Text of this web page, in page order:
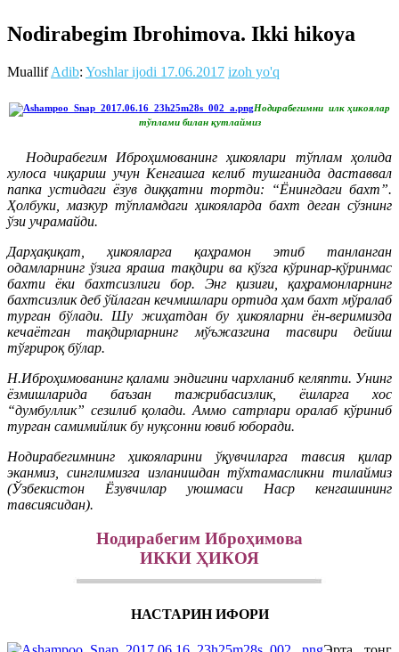
Nodirabegim Ibrohimova. Ikki hikoya
MuallifAdib: Yoshlar ijodi 17.06.2017 izoh yo'q
Нодирабегимни илк ҳикоялар
тўплами билан қутлаймиз
Нодирабегим Иброҳимованинг ҳикоялари тўплам ҳолида
хулоса чиқариш учун Кенгашга келиб тушганида даставвал
папка устидаги ёзув диққатни тортди: “Ёнингдаги бахт”.
Ҳолбуки, мазкур тўпламдаги ҳикояларда бахт деган сўзнинг
ўзи учрамайди.
Дарҳақиқат, ҳикояларга қаҳрамон этиб танланган
одамларнинг ўзига яраша тақдири ва кўзга кўринар-кўринмас
бахти ёки бахтсизлиги бор. Энг қизиғи, қаҳрамонларнинг
бахтсизлик деб ўйлаган кечмишлари ортида ҳам бахт мўралаб
турган бўлади. Шу жиҳатдан бу ҳикояларни ён-веримизда
кечаётган тақдирларнинг мўъжазгина тасвири дейиш
тўғрироқ бўлар.
Н.Иброҳимованинг қалами эндигини чархланиб келяпти. Унинг
ёзмишларида баъзан тажрибасизлик, ёшларга хос
“думбуллик” сезилиб қолади. Аммо сатрлари оралаб кўриниб
турган самимийлик бу нуқсонни ювиб юборади.
Нодирабегимнинг ҳикояларини ўқувчиларга тавсия қилар
эканмиз, синглимизга изланишдан тўхтамасликни тилаймиз
(Ўзбекистон Ёзувчилар уюшмаси Наср кенгашининг
тавсиясидан).
Нодирабегим Иброҳимова
ИККИ ҲИКОЯ
НАСТАРИН ИФОРИ